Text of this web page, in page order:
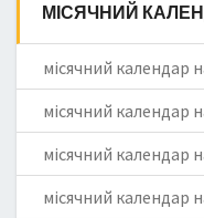
МІСЯЧНИЙ
місячний календар
місячний календар
місячний календар
місячний календар